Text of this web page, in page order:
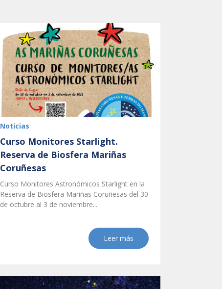
Noticias
Curso Monitores Starlight.
Reserva de Biosfera Mariñas
Coruñesas
Curso Monitores Astronómicos Starlight en la
Reserva de Biosfera Mariñas Coruñesas del 30
de octubre al 3 de noviembre...
Leer más